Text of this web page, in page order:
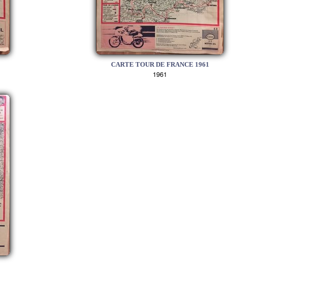
CARTE TOUR DE FRANCE 1961
1961